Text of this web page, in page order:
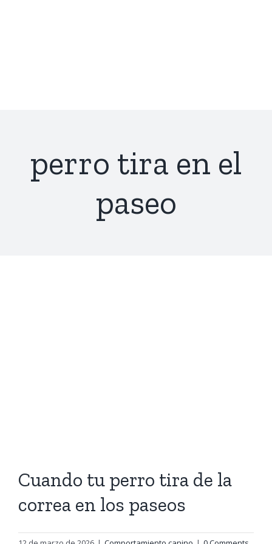
perro tira en el
paseo
Cuando tu perro tira de la
correa en los paseos